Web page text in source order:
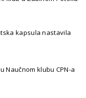
kapsula nastavila
Naučnom klubu CPN-a